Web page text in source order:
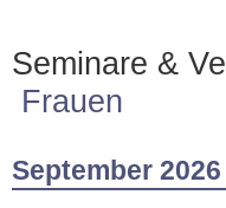
Seminare &
Frauen
September 2026